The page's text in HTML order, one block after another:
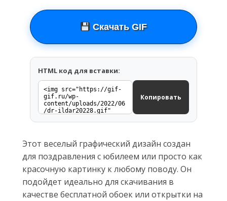
Скачать GIF
HTML код для вставки:
Копировать
Этот веселый графический дизайн создан
для поздравления с юбилеем или просто как
красочную картинку к любому поводу. Он
подойдет идеально для скачивания в
качестве бесплатной обоек или открытки на